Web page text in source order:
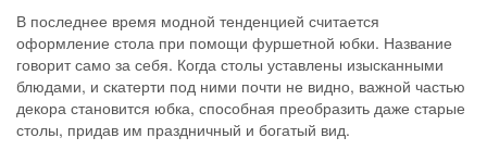
В последнее время модной тенденцией считается
оформление стола при помощи фуршетной юбки. Название
говорит само за себя. Когда столы уставлены изысканными
блюдами, и скатерти под ними почти не видно, важной частью
декора становится юбка, способная преобразить даже старые
столы, придав им праздничный и богатый вид.